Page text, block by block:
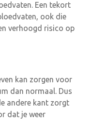
Een tekort
ook die
verhoogd risico op
kan zorgen voor
dan normaal. Dus
andere kant zorgt
dat je weer